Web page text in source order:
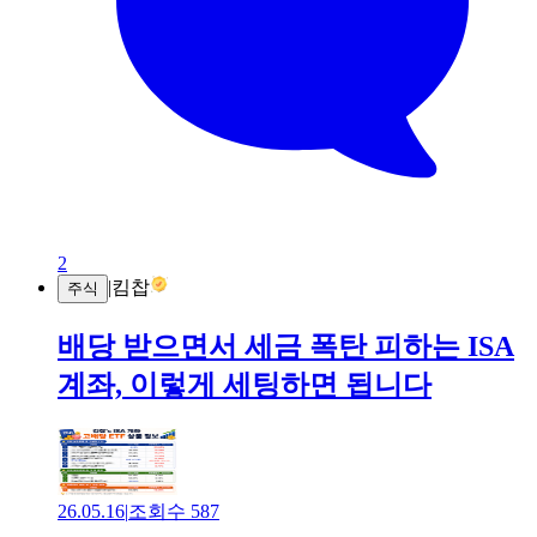
2
주식 |킴찹
배당 받으면서 세금 폭탄 피하는 ISA
계좌, 이렇게 세팅하면 됩니다
26.05.16|조회수 587